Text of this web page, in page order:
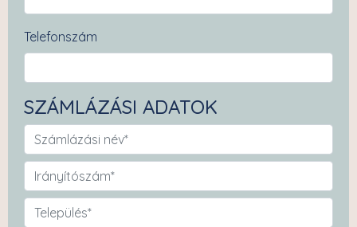
Telefonszám
SZÁMLÁZÁSI ADATOK